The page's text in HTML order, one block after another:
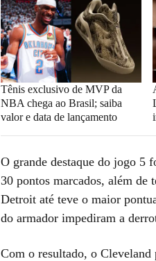
Tênis exclusivo de MVP da
NBA chega ao Brasil; saiba
valor e data de lançamento
O grande destaque do jogo 5
30 pontos marcados, além de
Detroit até teve o maior
do armador impediram a
Com o resultado, o Cleveland